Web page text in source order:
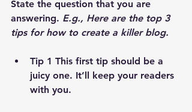
State the question that you are
answering. E.g., Here are the top 3
tips for how to create a killer blog.
Tip 1 This first tip should be a
juicy one. It’ll keep your readers
with you.